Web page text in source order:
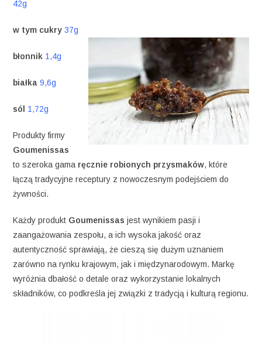
42g
w tym cukry 37g
błonnik 1,4g
białka 9,6g
sól 1,72g
Produkty firmy
Goumenissas
to szeroka gama ręcznie robionych przysmaków, które
łączą tradycyjne receptury z nowoczesnym podejściem do
żywności.
Każdy produkt Goumenissas jest wynikiem pasji i
zaangażowania zespołu, a ich wysoka jakość oraz
autentyczność sprawiają, że cieszą się dużym uznaniem
zarówno na rynku krajowym, jak i międzynarodowym. Markę
wyróżnia dbałość o detale oraz wykorzystanie lokalnych
składników, co podkreśla jej związki z tradycją i kulturą regionu.